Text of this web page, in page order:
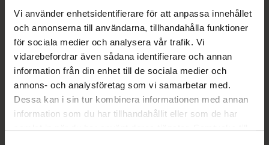
Vi använder enhetsidentifierare för att anpassa innehållet
och annonserna till användarna, tillhandahålla funktioner
för sociala medier och analysera vår trafik. Vi
vidarebefordrar även sådana identifierare och annan
information från din enhet till de sociala medier och
annons- och analysföretag som vi samarbetar med.
Dessa kan i sin tur kombinera informationen med annan
information som du har tillhandahållit eller som de har
samlat in när du har använt deras tjänster. Samtycke till
hudtyper, även den allra känsligaste. 100%
Jämförpris 46,50 kr/ml
EAN:07340074720330
Kategorier:
BasmakeupConcealerMakeup
Veganska produkterVeganskt smink